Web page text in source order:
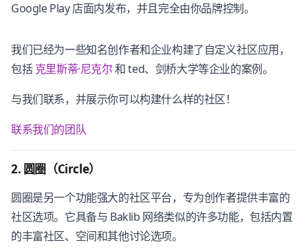
Google Play 店面内发布，并且完全由你品牌控制。
我们已经为一些知名创作者和企业构建了自定义社区应用，
包括克里斯蒂·尼克尔和 ted、剑桥大学等企业的案例。
与我们联系，并展示你可以构建什么样的社区！
联系我们的团队
2. 圆圈（Circle）
圆圈是另一个功能强大的社区平台，专为创作者提供丰富的
社区选项。它具备与 Baklib 网络类似的许多功能，包括内置
的丰富社区、空间和其他讨论选项。